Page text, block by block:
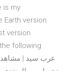
is my
Earth version
version
following